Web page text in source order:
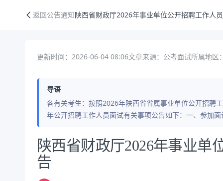
返回公告通知陕西省财政厅2026年事业单位公开招聘工作人
更新时间：2026-06-04 08:06文章来源：公考面试所属地区
导语
各有关考生：按照2026年陕西省省属事业单位公开招聘
年公开招聘工作人员面试有关事项公告如下：一、参加
公告正文
陕西省财政厅2026年事业单
告